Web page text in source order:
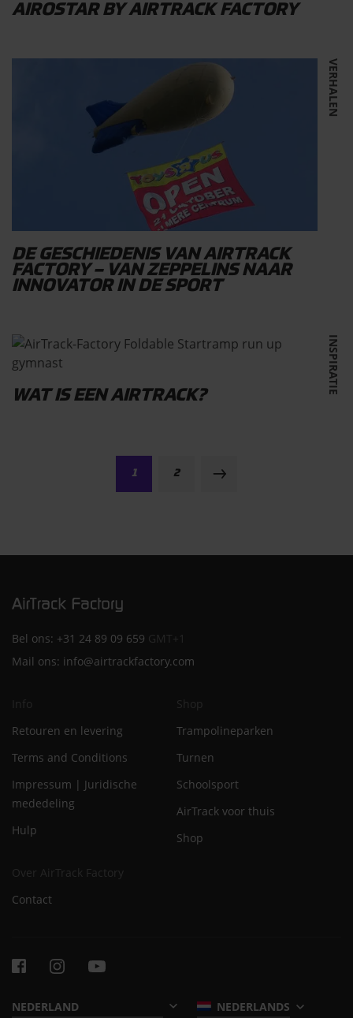
AIROSTAR BY AIRTRACK FACTORY
VERHALEN
DE GESCHIEDENIS VAN AIRTRACK
FACTORY – VAN ZEPPELINS NAAR
INNOVATOR IN DE SPORT
INSPIRATIE
WAT IS EEN AIRTRACK?
1 2
Bel ons: +31 24 89 09 659 GMT+1
Mail ons: info@airtrackfactory.com
Info
Retouren en levering
Terms and Conditions
Impressum | Juridische
mededeling
Hulp
Shop
Trampolineparken
Turnen
Schoolsport
AirTrack voor thuis
Shop
Over AirTrack Factory
Contact
NEDERLANDS